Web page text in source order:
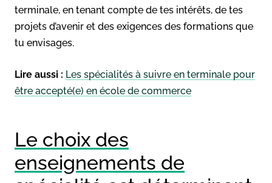
terminale, en tenant compte de tes intérêts, de tes
projets d’avenir et des exigences des formations que
tu envisages.
Lire aussi : Les spécialités à suivre en terminale pour
être accepté(e) en école de commerce
Le choix des
enseignements de